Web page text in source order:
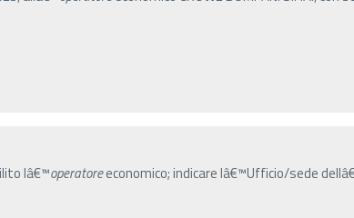
lâ€™operatoreeconomico; indicare lâ€™Ufficio/sede